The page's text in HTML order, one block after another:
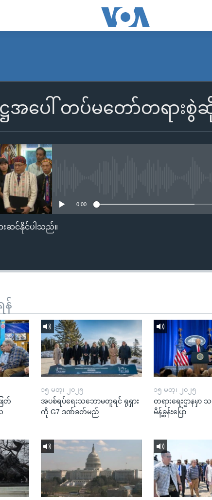
ဋ္ဌအပေါ် တပ်မတော်တရား
0:00
းဆင်နိုင်ပါသည်။
န်
တ်
၁၅ မတ္၊ ၂၀၂၅
အပစ်ရပ်ရေးသဘောမတူရင် ရုရှား
ကို G7 ဒဏ်ခတ်မည်
၁၅ မတ္၊ ၂၀၂၅
တရားရေးဌာနမှာ သ
မိန့်ခွန်းပြော